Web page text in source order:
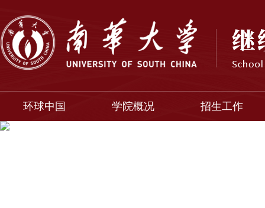
环球中国 学院概况 招生工作